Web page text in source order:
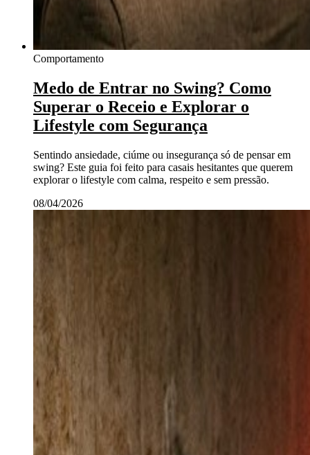
Comportamento
Medo de Entrar no Swing? Como
Superar o Receio e Explorar o
Lifestyle com Segurança
Sentindo ansiedade, ciúme ou insegurança só de pensar em
swing? Este guia foi feito para casais hesitantes que querem
explorar o lifestyle com calma, respeito e sem pressão.
08/04/2026